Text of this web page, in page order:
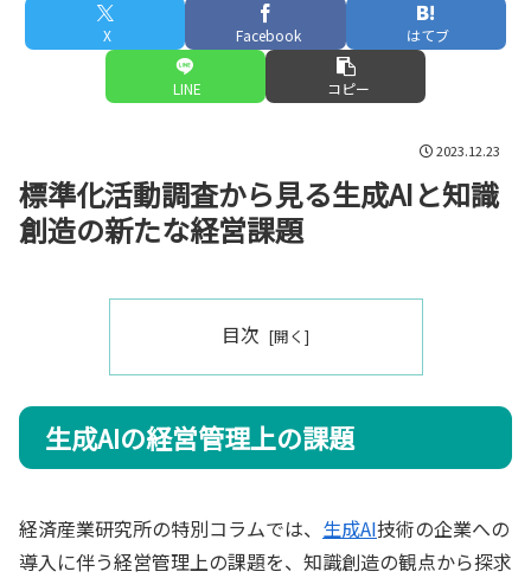
X Facebook はてブ
LINE コピー
2023.12.23
標準化活動調査から見る生成AIと知識
創造の新たな経営課題
目次
生成AIの経営管理上の課題
経済産業研究所の特別コラムでは、 生成AI技術の企業への
導入に伴う経営管理上の課題を、知識創造の観点から探求